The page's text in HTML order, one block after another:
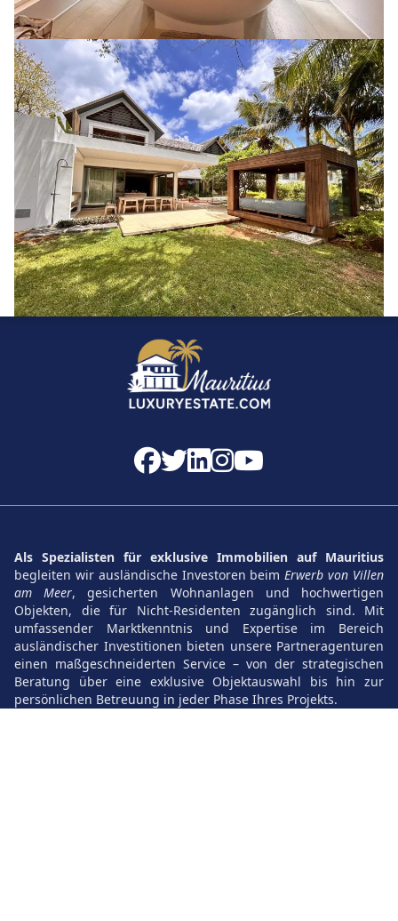
Als Spezialisten für exklusive Immobilien auf Mauritius
begleiten wir ausländische Investoren beimErwerb von Villen
am Meer, gesicherten Wohnanlagen und hochwertigen
Objekten, die für Nicht-Residenten zugänglich sind. Mit
umfassender Marktkenntnis und Expertise im Bereich
ausländischer Investitionen bieten unsere Partneragenturen
einen maßgeschneiderten Service – von der strategischen
Beratung über eine exklusive Objektauswahl bis hin zur
persönlichen Betreuung in jeder Phase Ihres Projekts.